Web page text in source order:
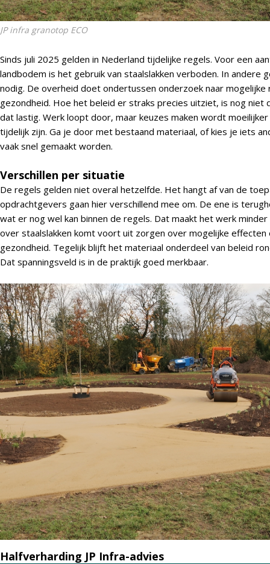
JP infra granotop ECO
Sinds juli 2025 gelden in Nederland tijdelijke regels. Voor een
landbodem is het gebruik van staalslakken verboden. In andere
nodig. De overheid doet ondertussen onderzoek naar mogelijke
gezondheid. Hoe het beleid er straks precies uitziet, is nog niet
dat lastig. Werk loopt door, maar keuzes maken wordt
tijdelijk zijn. Ga je door met bestaand materiaal, of kies je iets
vaak snel gemaakt worden.
Verschillen per situatie
De regels gelden niet overal hetzelfde. Het hangt af van de
opdrachtgevers gaan hier verschillend mee om. De ene is
wat er nog wel kan binnen de regels. Dat maakt het werk
over staalslakken komt voort uit zorgen over mogelijke
gezondheid. Tegelijk blijft het materiaal onderdeel van beleid
Dat spanningsveld is in de praktijk goed merkbaar.
Halfverharding JP Infra-advies